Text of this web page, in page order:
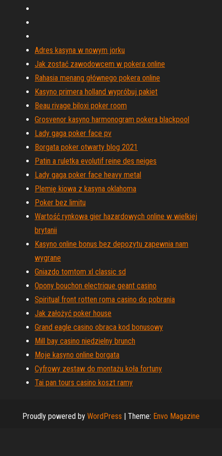
Adres kasyna w nowym jorku
Jak zostać zawodowcem w pokera online
Rahasia menang głównego pokera online
Kasyno primera holland wypróbuj pakiet
Beau rivage biloxi poker room
Grosvenor kasyno harmonogram pokera blackpool
Lady gaga poker face pv
Borgata poker otwarty blog 2021
Patin a ruletka evolutif reine des neiges
Lady gaga poker face heavy metal
Plemię kiowa z kasyna oklahoma
Poker bez limitu
Wartość rynkowa gier hazardowych online w wielkiej
brytanii
Kasyno online bonus bez depozytu zapewnia nam
wygrane
Gniazdo tomtom xl classic sd
Opony bouchon electrique geant casino
Spiritual front rotten roma casino do pobrania
Jak założyć poker house
Grand eagle casino obraca kod bonusowy
Mill bay casino niedzielny brunch
Moje kasyno online borgata
Cyfrowy zestaw do montażu koła fortuny
Tai pan tours casino koszt ramy
Proudly powered by WordPress | Theme: Envo Magazine